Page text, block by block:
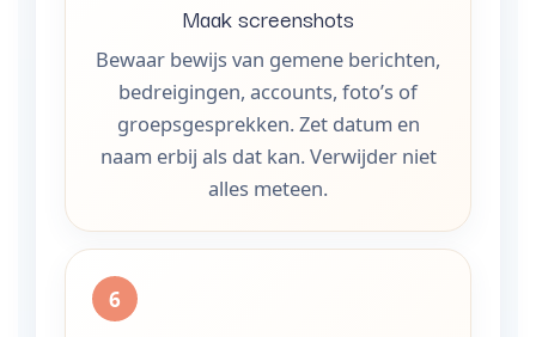
Maak screenshots
Bewaar bewijs van gemene berichten,
bedreigingen, accounts, foto’s of
groepsgesprekken. Zet datum en
naam erbij als dat kan. Verwijder niet
alles meteen.